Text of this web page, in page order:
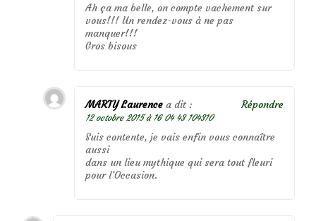
Ah ça ma belle, on compte vachement sur
vous!!! Un rendez-vous à ne pas
manquer!!!
Gros bisous
MARTY Laurence a dit :
12 octobre 2015 à 16 04 43 104310
Suis contente, je vais enfin vous connaître
aussi
dans un lieu mythique qui sera tout fleuri
pour l’Occasion.
Répondre